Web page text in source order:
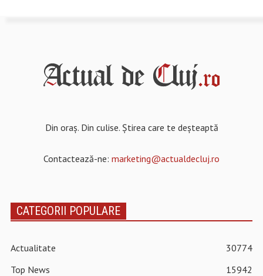
Din oraș. Din culise. Știrea care te deșteaptă
Contactează-ne: marketing@actualdecluj.ro
CATEGORII POPULARE
Actualitate
30774
Top News
15942